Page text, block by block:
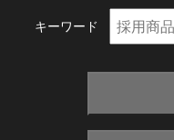
キーワード